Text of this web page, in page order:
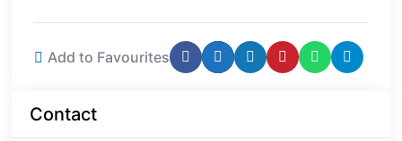
Add to Favourites
Contact